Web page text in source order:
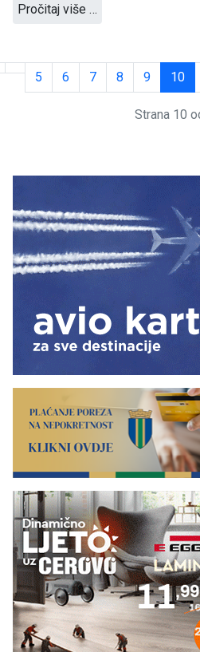
Pročitaj više …
5 6 7 8 9 10
Strana 10